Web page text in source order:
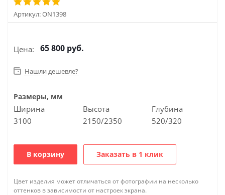
Артикул:ON1398
Цена: 65 800 руб.
Нашли дешевле?
Размеры, мм
Ширина
3100
Высота
2150/2350
Глубина
520/320
В корзину Заказать в 1 клик
Цвет изделия может отличаться от фотографии на несколько
оттенков в зависимости от настроек экрана.